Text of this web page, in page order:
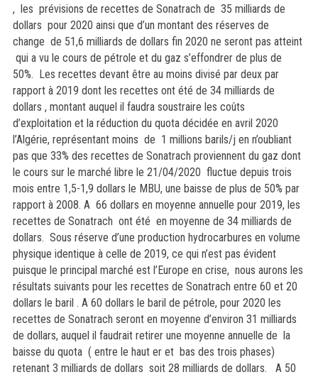
, les prévisions de recettes de Sonatrach de 35 milliards de
dollars pour 2020 ainsi que d’un montant des réserves de
change de 51,6 milliards de dollars fin 2020 ne seront pas atteint
qui a vu le cours de pétrole et du gaz s’effondrer de plus de
50%. Les recettes devant être au moins divisé par deux par
rapport à 2019 dont les recettes ont été de 34 milliards de
dollars , montant auquel il faudra soustraire les coûts
d’exploitation et la réduction du quota décidée en avril 2020
l’Algérie, représentant moins de 1 millions barils/j en n’oubliant
pas que 33% des recettes de Sonatrach proviennent du gaz dont
le cours sur le marché libre le 21/04/2020 fluctue depuis trois
mois entre 1,5-1,9 dollars le MBU, une baisse de plus de 50% par
rapport à 2008. A 66 dollars en moyenne annuelle pour 2019, les
recettes de Sonatrach ont été en moyenne de 34 milliards de
dollars. Sous réserve d’une production hydrocarbures en volume
physique identique à celle de 2019, ce qui n’est pas évident
puisque le principal marché est l’Europe en crise, nous aurons les
résultats suivants pour les recettes de Sonatrach entre 60 et 20
dollars le baril . A 60 dollars le baril de pétrole, pour 2020 les
recettes de Sonatrach seront en moyenne d’environ 31 milliards
de dollars, auquel il faudrait retirer une moyenne annuelle de la
baisse du quota ( entre le haut er et bas des trois phases)
retenant 3 milliards de dollars soit 28 milliards de dollars. A 50